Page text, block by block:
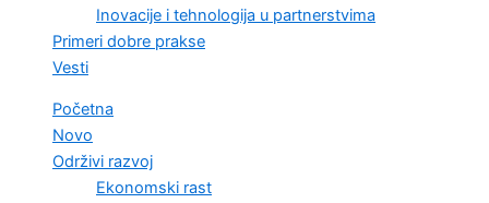
Inovacije i tehnologija u partnerstvima
Primeri dobre prakse
Vesti
Početna
Novo
Održivi razvoj
Ekonomski rast